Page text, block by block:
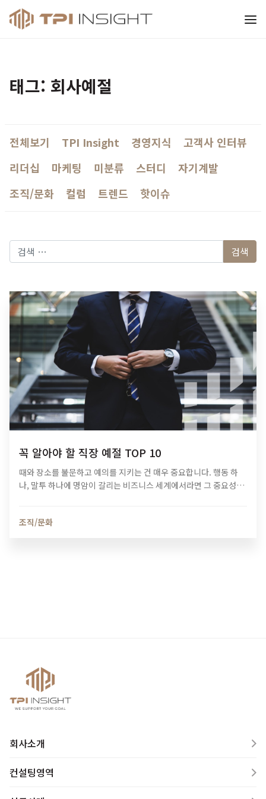
티피아이 인사이트
태그: 회사예절
전체보기 TPI Insight 경영지식
고객사 인터뷰
리더십
마케팅 미분류 스터디
자기계발
조직/문화
컬럼 트렌드 핫이슈
다음 검색:
꼭 알아야 할 직장 예절 TOP 10
때와 장소를 불문하고 예의를 지키는 건 매우 중요합니다. 행동 하
나, 말투 하나에 명암이 갈리는 비즈니스 세계에서라면 그 중요성은
조직/문화
회사소개
컨설팅영역